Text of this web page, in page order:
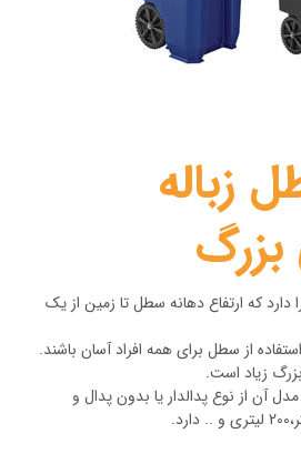
زباله
بزرگ
که ارتفاع دهانه سطل تا زمین از یک
از سطل برای همه افراد آسان باشند.
زیاد است.
آن از نوع پدالدار یا بدون پدال و